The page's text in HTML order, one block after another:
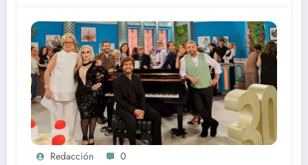
Redacción 0